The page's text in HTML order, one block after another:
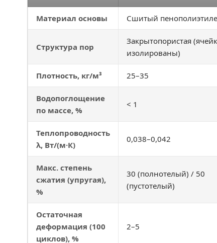
Материал основы Сшитый
Структура пор
Закрытопористая
изолированы)
Плотность, кг/м³ 25–35
Водопоглощение
по массе, %
< 1
Теплопроводность
λ, Вт/(м·К)
0,038–0,042
Макс. степень
сжатия (упругая),
%
30 (полнотелый) / 50
(пустотелый)
Остаточная
деформация (100
циклов), %
2–5